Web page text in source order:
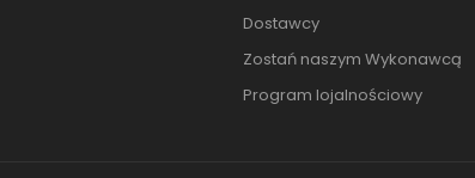
Dostawcy
Zostań naszym Wykonawcą
Program lojalnościowy